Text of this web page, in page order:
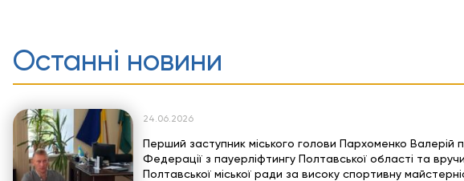
Останні новини
24.06.2026
Перший заступник міського голови Пархоменко Валерій
Федерації з пауерліфтингу Полтавської області та
Полтавської міської ради за високу спортивну